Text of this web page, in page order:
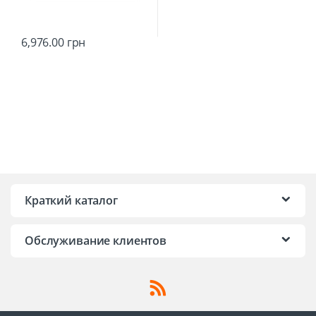
6,976.00грн
Краткий каталог
Обслуживание клиентов